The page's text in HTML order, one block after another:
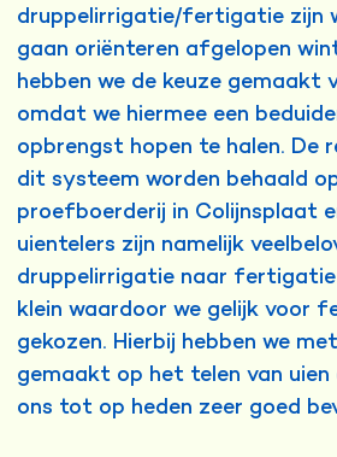
druppelirrigatie/fertigatie zijn
gaan oriënteren afgelopen
hebben we de keuze gemaakt
omdat we hiermee een
opbrengst hopen te halen. De
dit systeem worden behaald
proefboerderij in Colijnsplaat
uientelers zijn namelijk
druppelirrigatie naar
klein waardoor we gelijk voor
gekozen. Hierbij hebben we
gemaakt op het telen van uien
ons tot op heden zeer goed